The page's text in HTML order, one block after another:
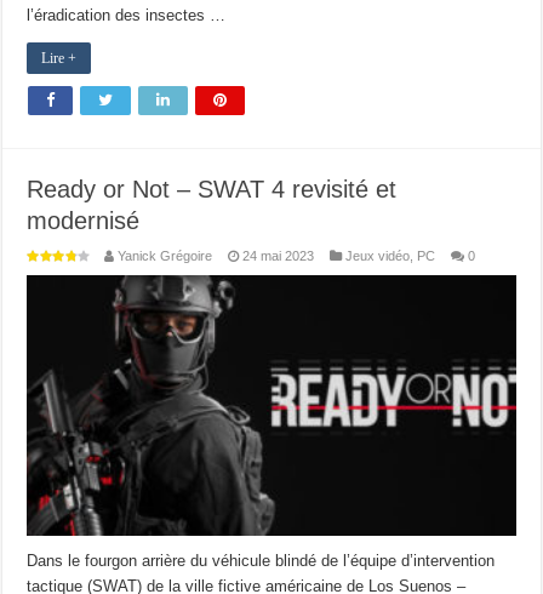
l’éradication des insectes …
Lire +
Ready or Not – SWAT 4 revisité et
modernisé
Yanick Grégoire 24 mai 2023 Jeux vidéo PC 0
Dans le fourgon arrière du véhicule blindé de l’équipe d’intervention
tactique (SWAT) de la ville fictive américaine de Los Suenos –